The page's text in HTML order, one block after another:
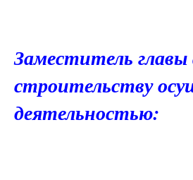
Заместитель
строительству
деятельностью: